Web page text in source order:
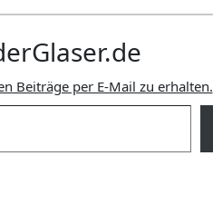
Beiträge per E-Mail zu erhalten.